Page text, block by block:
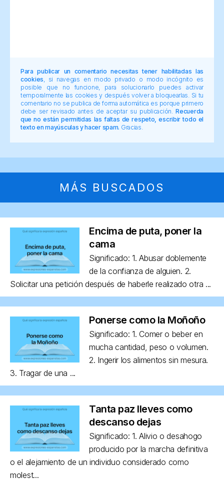
Para publicar un comentario necesitas tener habilitadas las
cookies , si navegas en modo privado o modo incógnito es
posible que no funcione, para solucionarlo puedes activar
temporalmente las cookies y después volver a bloquearlas. Si tu
comentario no se publica de forma automática es porque primero
debe ser revisado antes de aceptar su publicación.Recuerda
que no están permitidas las faltas de respeto, escribir todo el
texto en mayúsculas y hacer spam. Gracias.
MÁS BUSCADOS
Encima de puta, poner la
cama
Significado: 1. Abusar doblemente
de la confianza de alguien. 2.
Solicitar una petición después de haberle realizado otra ...
Ponerse como la Moñoño
Significado: 1. Comer o beber en
mucha cantidad, peso o volumen.
2. Ingerir los alimentos sin mesura.
3. Tragar de una ...
Tanta paz lleves como
descanso dejas
Significado: 1. Alivio o desahogo
producido por la marcha definitiva
o el alejamiento de un individuo considerado como
molest...